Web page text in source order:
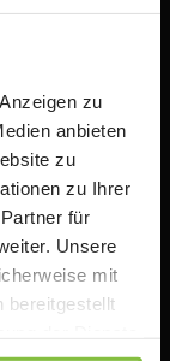
zu
anbieten
zu
zu Ihrer
für
Unsere
mit
bereitgestellt
zusätzlich
beinhalten
.
Sie einen
an einer